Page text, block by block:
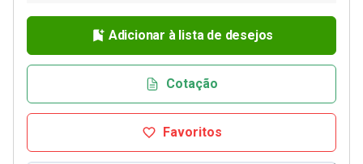
Adicionar à lista de desejos
Cotação
Favoritos